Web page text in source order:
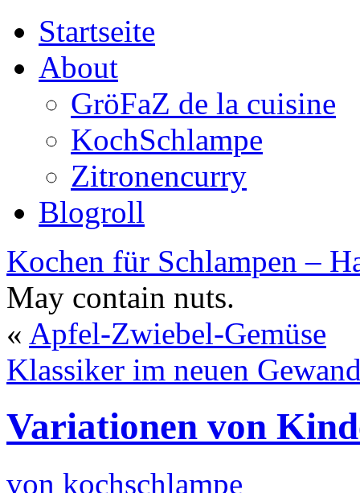
Startseite
About
GröFaZ de la cuisine
KochSchlampe
Zitronencurry
Blogroll
Kochen für Schlampen –
May contain nuts.
« Apfel-Zwiebel-Gemüse
Klassiker im neuen
Variationen von
von kochschlampe